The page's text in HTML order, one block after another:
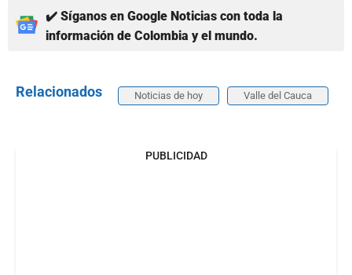
✔️ Síganos en Google Noticias con toda la
información de Colombia y el mundo.
Relacionados Noticias de hoy Valle del Cauca
PUBLICIDAD